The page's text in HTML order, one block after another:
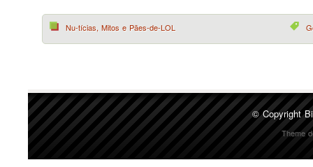
Nu-tícias, Mitos e Pães-de-LOL
© Copyright
Theme